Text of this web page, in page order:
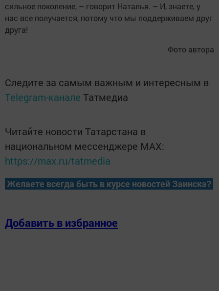
сильное поколение, – говорит Наталья. – И, знаете, у
нас все получается, потому что мы поддерживаем друг
друга!
Фото автора
Следите за самым важным и интересным в
Telegram-канале Татмедиа
Читайте новости Татарстана в
национальном мессенджере MАХ:
https://max.ru/tatmedia
Желаете всегда быть в курсе новостей Заинска?
Добавить в избранное